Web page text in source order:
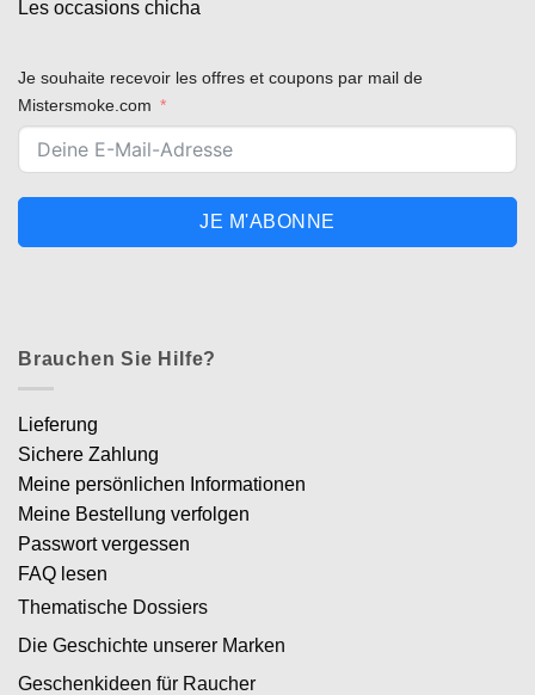
Les occasions chicha
Je souhaite recevoir les offres et coupons par mail de
Mistersmoke.com
JE M'ABONNE
Brauchen Sie Hilfe?
Lieferung
Sichere Zahlung
Meine persönlichen Informationen
Meine Bestellung verfolgen
Passwort vergessen
FAQ lesen
Thematische Dossiers
Die Geschichte unserer Marken
Geschenkideen für Raucher